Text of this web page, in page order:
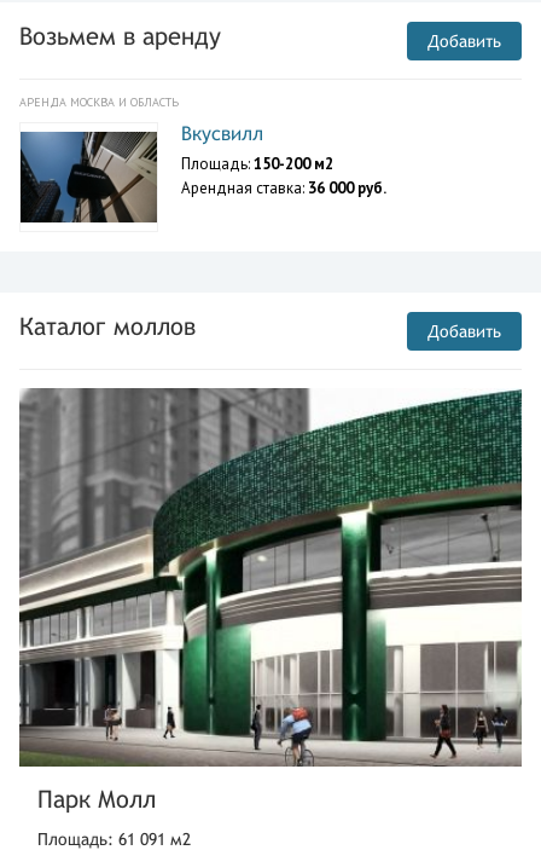
Возьмем в аренду Добавить
АРЕНДА МОСКВА И ОБЛАСТЬ
Вкусвилл
Площадь:150-200 м2
Арендная ставка: 36 000 руб.
Каталог моллов Добавить
Парк Молл
Площадь: 61 091 м2